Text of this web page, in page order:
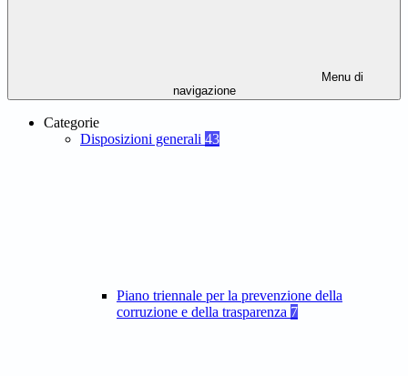
Menu di
navigazione
Categorie
Disposizioni generali 43
Piano triennale per la prevenzione della
corruzione e della trasparenza 7